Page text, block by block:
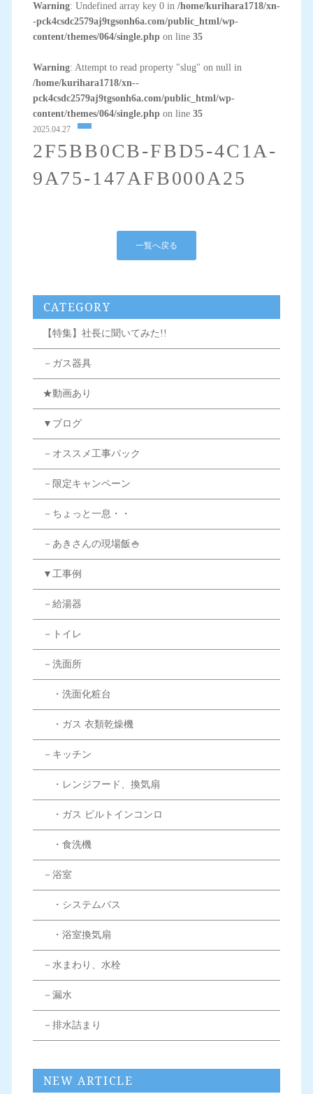
Warning: Undefined array key 0 in /home/kurihara1718/xn-
-pck4csdc2579aj9tgsonh6a.com/public_html/wp-
content/themes/064/single.phpon line 35
Warning: Attempt to read property "slug" on null in
/home/kurihara1718/xn--
pck4csdc2579aj9tgsonh6a.com/public_html/wp-
content/themes/064/single.phpon line 35
2025.04.27
2F5BB0CB-FBD5-4C1A-
9A75-147AFB000A25
一覧へ戻る
CATEGORY
【特集】社長に聞いてみた!!
－ガス器具
★動画あり
▼ブログ
－オススメ工事パック
－限定キャンペーン
－ちょっと一息・・
－あきさんの現場飯🍚
▼工事例
－給湯器
－トイレ
－洗面所
・洗面化粧台
・ガス 衣類乾燥機
－キッチン
・レンジフード、換気扇
・ガス ビルトインコンロ
・食洗機
－浴室
・システムバス
・浴室換気扇
－水まわり、水栓
－漏水
－排水詰まり
NEW ARTICLE